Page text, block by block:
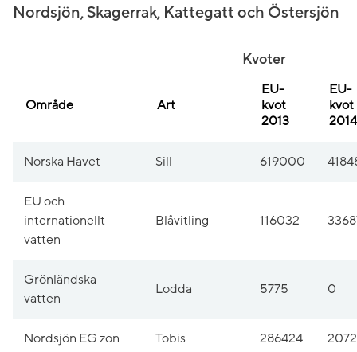
Nordsjön, Skagerrak, Kattegatt och Östersjön
Kvoter
Område Art
EU-
kvot
2013
EU-
kvot
2014
Norska Havet Sill 619000
EU och
internationellt
vatten
Blåvitling 116032
Grönländska
vatten
Lodda 5775 0
Nordsjön EG zon Tobis 286424